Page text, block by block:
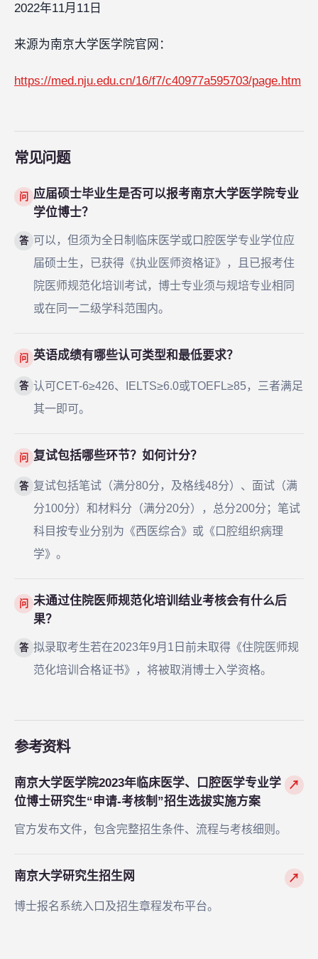
2022年11月11日
来源为南京大学医学院官网：
https://med.nju.edu.cn/16/f7/c40977a595703/page.htm
常见问题
问
应届硕士毕业生是否可以报考南京大学医学院专业
学位博士？
答 可以，但须为全日制临床医学或口腔医学专业学位应
届硕士生，已获得《执业医师资格证》，且已报考住
院医师规范化培训考试，博士专业须与规培专业相同
或在同一二级学科范围内。
问 英语成绩有哪些认可类型和最低要求？
答 认可CET-6≥426、IELTS≥6.0或TOEFL≥85，三者满足
其一即可。
问 复试包括哪些环节？如何计分？
答 复试包括笔试（满分80分，及格线48分）、面试（满
分100分）和材料分（满分20分），总分200分；笔试
科目按专业分别为《西医综合》或《口腔组织病理
学》。
问
未通过住院医师规范化培训结业考核会有什么后
果？
答 拟录取考生若在2023年9月1日前未取得《住院医师规
范化培训合格证书》，将被取消博士入学资格。
参考资料
南京大学医学院2023年临床医学、口腔医学专业学
位博士研究生“申请-考核制”招生选拔实施方案
↗
官方发布文件，包含完整招生条件、流程与考核细则。
南京大学研究生招生网 ↗
博士报名系统入口及招生章程发布平台。